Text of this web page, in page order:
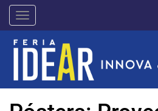
Pasar
contenido
principal
IDEAR